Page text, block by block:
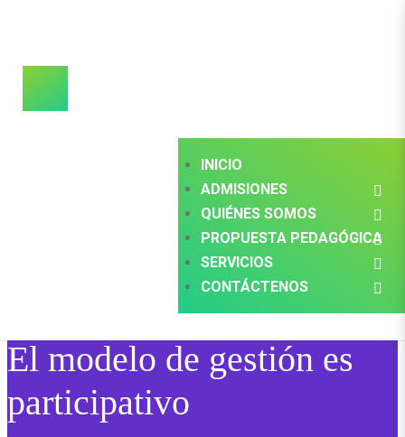
INICIO
ADMISIONES
QUIÉNES SOMOS
PROPUESTA PEDAGÓGICA
SERVICIOS
CONTÁCTENOS
El modelo de gestión es
participativo